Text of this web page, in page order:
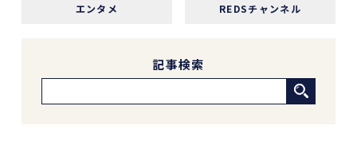
ろ、適切かつ具体的に提案していただきました。
また色々な相談もすぐ迅速に対応していただ感謝して
おります。
エンタメ REDSチャンネル
記事検索